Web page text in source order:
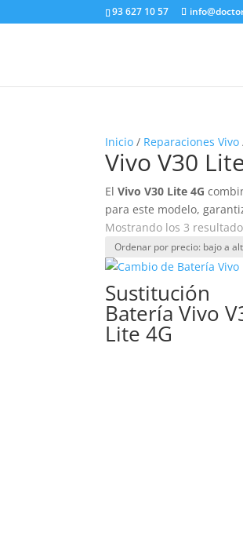
93 627 10 57
Inicio / Reparaciones Vivo
Vivo V30
ElVivo V30 Lite 4G
para este modelo,
Mostrando los 3
Sustitución
Batería Vivo
Lite 4G